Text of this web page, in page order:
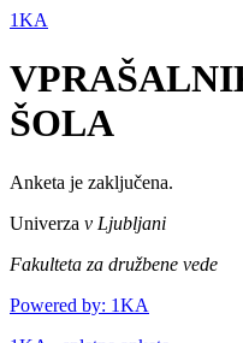
1KA
ŠOLA
Anketa je zaključena.
Univerza v Ljubljani
Fakulteta za družbene vede
Powered by: 1KA